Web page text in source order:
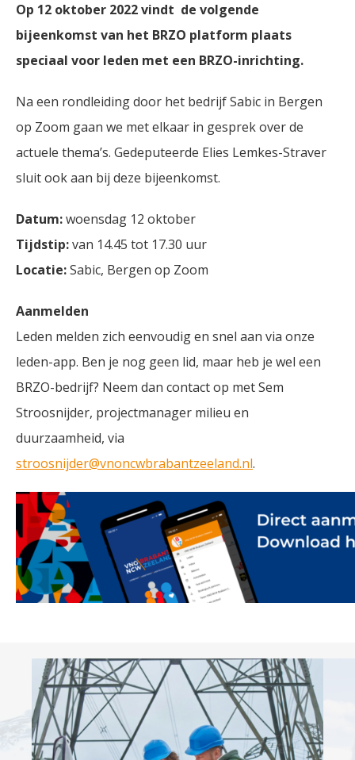
Op 12 oktober 2022 vindt de volgende
bijeenkomst van het BRZO platform plaats
speciaal voor leden met een BRZO-inrichting.
Na een rondleiding door het bedrijf Sabic in Bergen
op Zoom gaan we met elkaar in gesprek over de
actuele thema’s. Gedeputeerde Elies Lemkes-Straver
sluit ook aan bij deze bijeenkomst.
Datum:woensdag 12 oktober
Tijdstip:van 14.45 tot 17.30 uur
Locatie:Sabic, Bergen op Zoom
Aanmelden
Leden melden zich eenvoudig en snel aan via onze
leden-app. Ben je nog geen lid, maar heb je wel een
BRZO-bedrijf? Neem dan contact op met Sem
Stroosnijder, projectmanager milieu en
duurzaamheid, via
stroosnijder@vnoncwbrabantzeeland.nl.